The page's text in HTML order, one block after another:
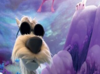
Over KFD